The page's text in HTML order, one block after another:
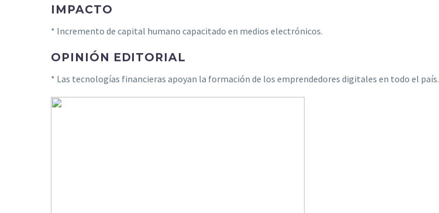
IMPACTO
* Incremento de capital humano capacitado en medios electrónicos.
OPINIÓN EDITORIAL
* Las tecnologías financieras apoyan la formación de los emprendedores digitales en todo el país.